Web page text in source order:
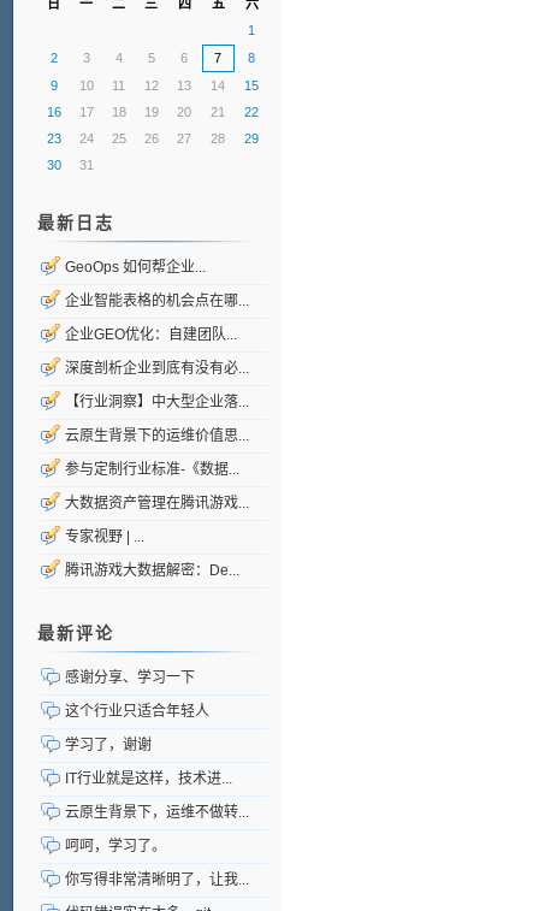
日 一 二 三 四 五
六
1
2
3 4 5 6 7
8
9
10 11 12 13 14
15
16
17 18 19 20 21
22
23
24 25 26 27 28
29
30
31
最新日志
GeoOps 如何帮企业...
企业智能表格的机会点在哪...
企业GEO优化：自建团队...
深度剖析企业到底有没有必...
【行业洞察】中大型企业落...
云原生背景下的运维价值思...
参与定制行业标准-《数据...
大数据资产管理在腾讯游戏...
专家视野 | ...
腾讯游戏大数据解密：De...
最新评论
感谢分享、学习一下
这个行业只适合年轻人
学习了，谢谢
IT行业就是这样，技术进...
云原生背景下，运维不做转...
呵呵，学习了。
你写得非常清晰明了，让我...